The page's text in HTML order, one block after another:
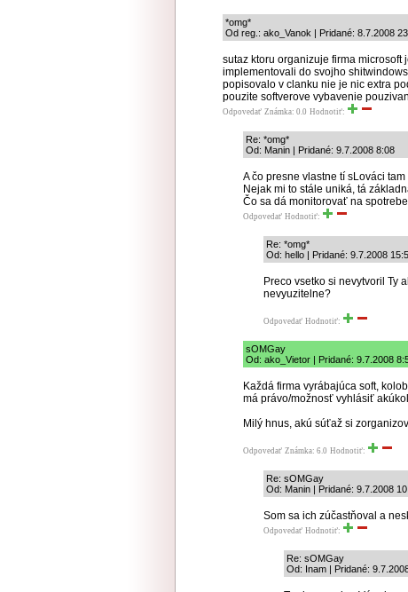
*omg*
Od reg.: ako_Vanok | Pridané: 8.7.2008
sutaz ktoru organizuje firma
implementovali do svojho
popisovalo v clanku nie je nic extra
pouzite softverove vybavenie
Odpovedať Známka: 0.0 Hodnotiť:
Re: *omg*
Od: Manin | Pridané: 9.7.2008 8:08
A čo presne vlastne tí sLováci
Nejak mi to stále uniká, tá
Čo sa dá monitorovať na
Odpovedať Hodnotiť:
Re: *omg*
Od: hello | Pridané: 9.7.2008
Preco vsetko si nevytvoril Ty
nevyuzitelne?
Odpovedať Hodnotiť:
sOMGay
Od: ako_Vietor | Pridané: 9.7.2008
Každá firma vyrábajúca soft,
má právo/možnosť vyhlásiť
Milý hnus, akú súťaž si
Odpovedať Známka: 6.0 Hodnotiť:
Re: sOMGay
Od: Manin | Pridané: 9.7.2008
Som sa ich zúčastňoval a
Odpovedať Hodnotiť:
Re: sOMGay
Od: Inam | Pridané: